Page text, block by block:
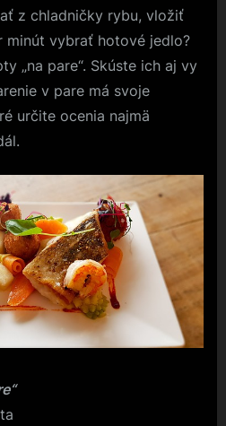
z chladničky rybu, vložiť
minút vybrať hotové jedlo?
„na pare“. Skúste ich aj vy
v pare má svoje
určite ocenia najmä